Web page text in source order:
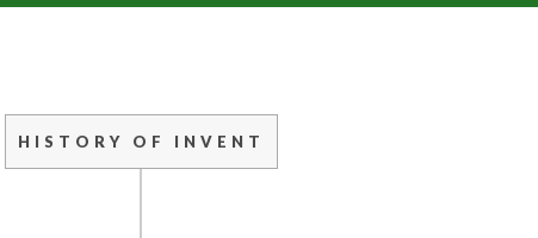
HISTORY OF INVENT